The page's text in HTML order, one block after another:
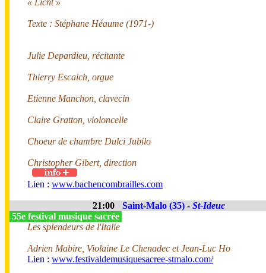
« Licht »
Texte : Stéphane Héaume (1971-)
Julie Depardieu, récitante
Thierry Escaich, orgue
Etienne Manchon, clavecin
Claire Gratton, violoncelle
Choeur de chambre Dulci Jubilo
Christopher Gibert, direction
Lien : www.bachencombrailles.com
21:00 Saint-Malo (35) - St-Ideuc
55e festival musique sacrée
Les splendeurs de l'Italie
Adrien Mabire, Violaine Le Chenadec et Jean-Luc Ho
Lien : www.festivaldemusiquesacree-stmalo.com/